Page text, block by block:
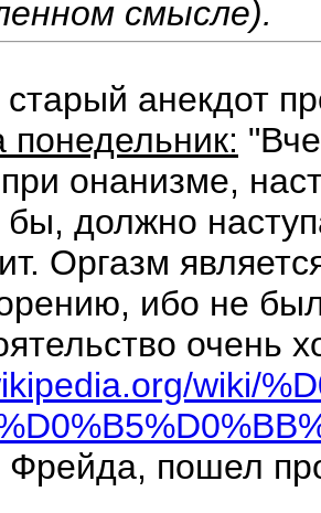
смысле).
анекдот
понедельник:
онанизме,
бы, должно
Оргазм
ибо не
очень
wiki/
Фрейда, пошел